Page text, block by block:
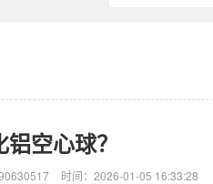
空心球？
时间：2026-01-05 16:33:28